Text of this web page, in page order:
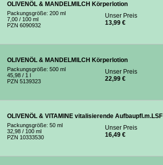
OLIVENÖL & MANDELMILCH Körperlotion
Packungsgröße: 200 ml
7,00 / 100 ml
PZN 6090932
Unser Preis
13,99 €
OLIVENÖL & MANDELMILCH Körperlotion
Packungsgröße: 500 ml
45,98 / 1 l
PZN 5139323
Unser Preis
22,99 €
OLIVENÖL & VITAMINE vitalisierende Aufbaupfl.m.LSF
Packungsgröße: 50 ml
32,98 / 100 ml
PZN 10333530
Unser Preis
16,49 €